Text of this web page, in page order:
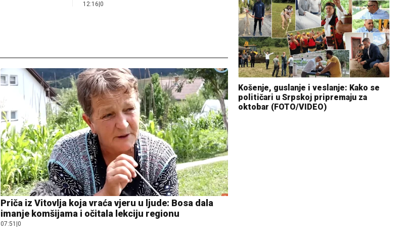
12:16 |0
Priča iz Vitovlja koja vraća vjeru u ljude: Bosa dala
imanje komšijama i očitala lekciju regionu
07:51 0
Košenje, guslanje i veslanje: Kako se
političari u Srpskoj pripremaju za
oktobar (FOTO/VIDEO)